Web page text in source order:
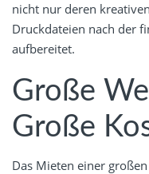
nicht nur deren
Druckdateien nach der
aufbereitet.
Große
Große
Das Mieten einer